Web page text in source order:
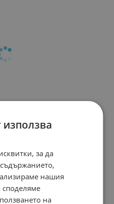
използва
за да
нашия
на